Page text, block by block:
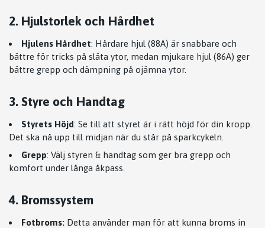
2. Hjulstorlek och Hårdhet
Hjulens Hårdhet: Hårdare hjul (88A) är snabbare och
bättre för tricks på släta ytor, medan mjukare hjul (86A) ger
bättre grepp och dämpning på ojämna ytor.
3. Styre och Handtag
Styrets Höjd: Se till att styret är i rätt höjd för din kropp.
Det ska nå upp till midjan när du står på sparkcykeln.
Grepp: Välj styren & handtag som ger bra grepp och
komfort under långa åkpass.
4. Bromssystem
Fotbroms: Detta använder man för att kunna broms in